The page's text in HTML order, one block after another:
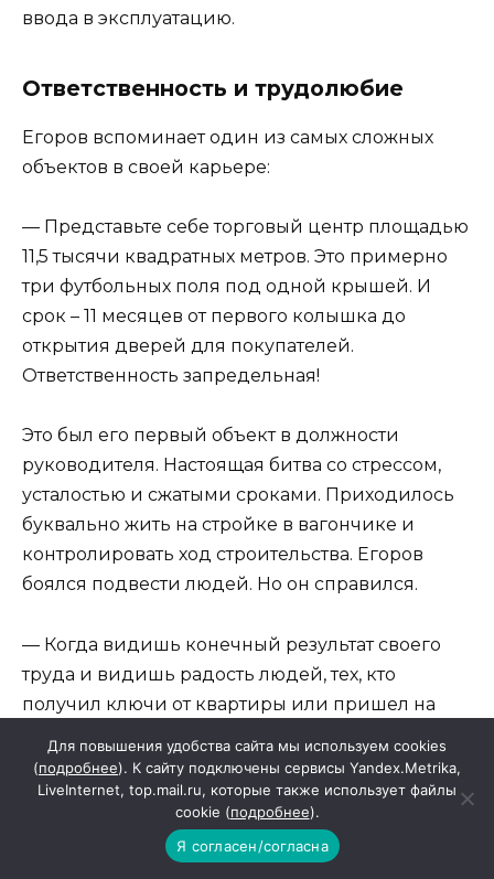
ввода в эксплуатацию.
Ответственность и трудолюбие
Егоров вспоминает один из самых сложных
объектов в своей карьере:
— Представьте себе торговый центр площадью
11,5 тысячи квадратных метров. Это примерно
три футбольных поля под одной крышей. И
срок – 11 месяцев от первого колышка до
открытия дверей для покупателей.
Ответственность запредельная!
Это был его первый объект в должности
руководителя. Настоящая битва со стрессом,
усталостью и сжатыми сроками. Приходилось
буквально жить на стройке в вагончике и
контролировать ход строительства. Егоров
боялся подвести людей. Но он справился.
— Когда видишь конечный результат своего
труда и видишь радость людей, тех, кто
получил ключи от квартиры или пришел на
что приносит мне настоящее удовлетворение,
— делится строитель. – А после сдачи объекта
мне хочется быстрее приступить к новому.
Для повышения удобства сайта мы используем cookies
(подробнее). К сайту подключены сервисы Yandex.Metrika,
LiveInternet, top.mail.ru, которые также использует файлы
cookie (подробнее).
Я согласен/согласна